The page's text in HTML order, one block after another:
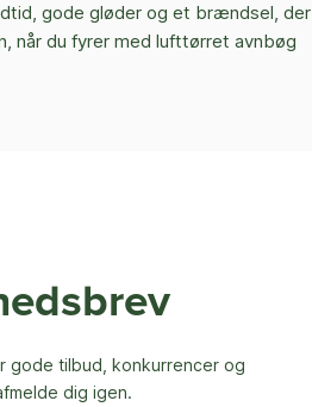
gode gløder og et brændsel, der
når du fyrer med lufttørret avnbøg
gode tilbud, konkurrencer og
dig igen.